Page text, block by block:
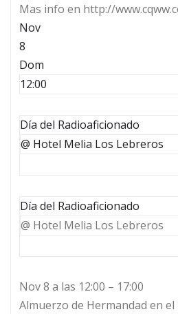
Mas info en http://
Nov
8
Dom
12:00
Día del Radioaficionado
@ Hotel Melia Los Lebreros
Día del Radioaficionado
@ Hotel Melia Los Lebreros
Nov 8 a las 12:00 – 17:00
Almuerzo de Hermandad en